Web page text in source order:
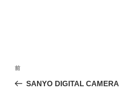
投
ナ
前
の
前
SANYO DIGITAL CAMERA